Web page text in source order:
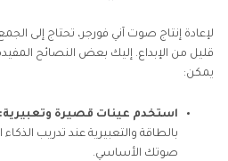
لإعادة إنتاج صوت آني فورجر، تحتاج إلى
قليل من الإبداع. إليك بعض النصائح
يمكن:
استخدم عينات قصيرة وتعبيرية:
بالطاقة والتعبيرية عند تدريب
صوتك الأساسي.